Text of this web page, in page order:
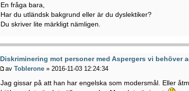
En fråga bara,
Har du utländsk bakgrund eller är du dyslektiker?
Du skriver lite märkligt nämligen.
Diskriminering mot personer med Aspergers vi behöver
avToblerone » 2016-11-03 12:24:34
Jag gissar på att han har engelska som modersmål. Eller